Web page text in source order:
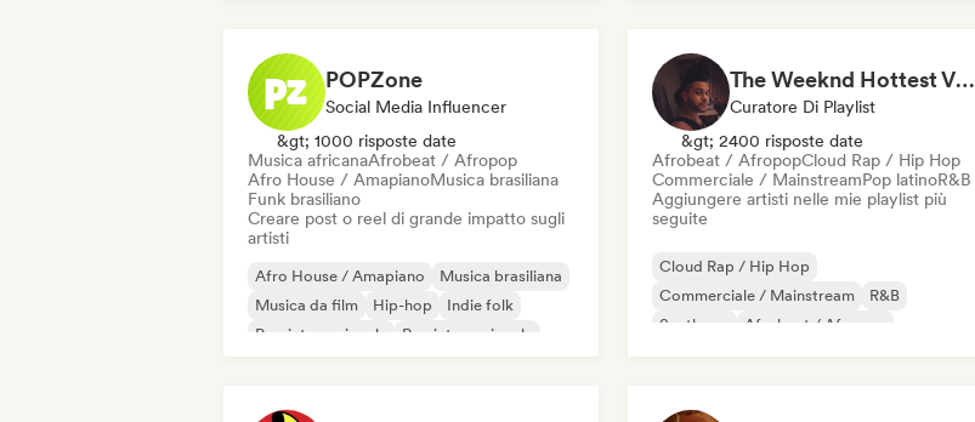
POPZone
Social Media Influencer
&gt; 1000 risposte date
Musica africanaAfrobeat / Afropop
Afro House / AmapianoMusica brasiliana
Funk brasiliano
Creare post o reel di grande impatto sugli
artisti
Afro House / Amapiano
Musica brasiliana
Musica da film
Hip-hop
Indie folk
Pop internazionale
Rap internazionale
The Weeknd Hottest Vibes🥵🔥(pop, rock, rnb, hiphop, sexy, dark, sad, chill, melancholy, moody, vibe)
Curatore Di Playlist
&gt; 2400 risposte date
Afrobeat / AfropopCloud Rap / Hip Hop
Commerciale / MainstreamPop latinoR&B
Aggiungere artisti nelle mie playlist più
seguite
Cloud Rap / Hip Hop
Commerciale / Mainstream
R&B
Synthpop
Afrobeat / Afropop